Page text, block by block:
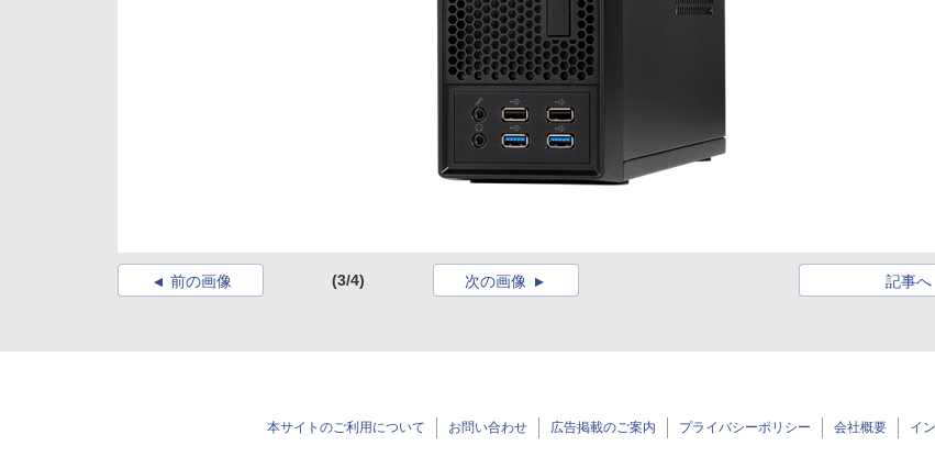
前の画像 (3/4) 次の画像 記事へ
本サイトのご利用について お問い合わせ 広告掲載のご案内 プライバシーポリシー 会社概要 イ